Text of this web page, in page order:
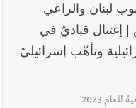
لبنان والراعي
إغتيال قياديّ في
وتأهّب إسرائيليّ
2023